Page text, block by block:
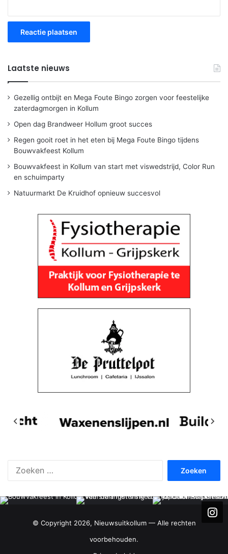
Laatste nieuws
Gezellig ontbijt en Mega Foute Bingo zorgen voor feestelijke
zaterdagmorgen in Kollum
Open dag Brandweer Hollum groot succes
Regen gooit roet in het eten bij Mega Foute Bingo tijdens
Bouwvakfeest Kollum
Bouwvakfeest in Kollum van start met viswedstrijd, Color Run
en schuimparty
Natuurmarkt De Kruidhof opnieuw succesvol
© Copyright 2026, Nieuwsuitkollum — Alle rechten
voorbehouden.